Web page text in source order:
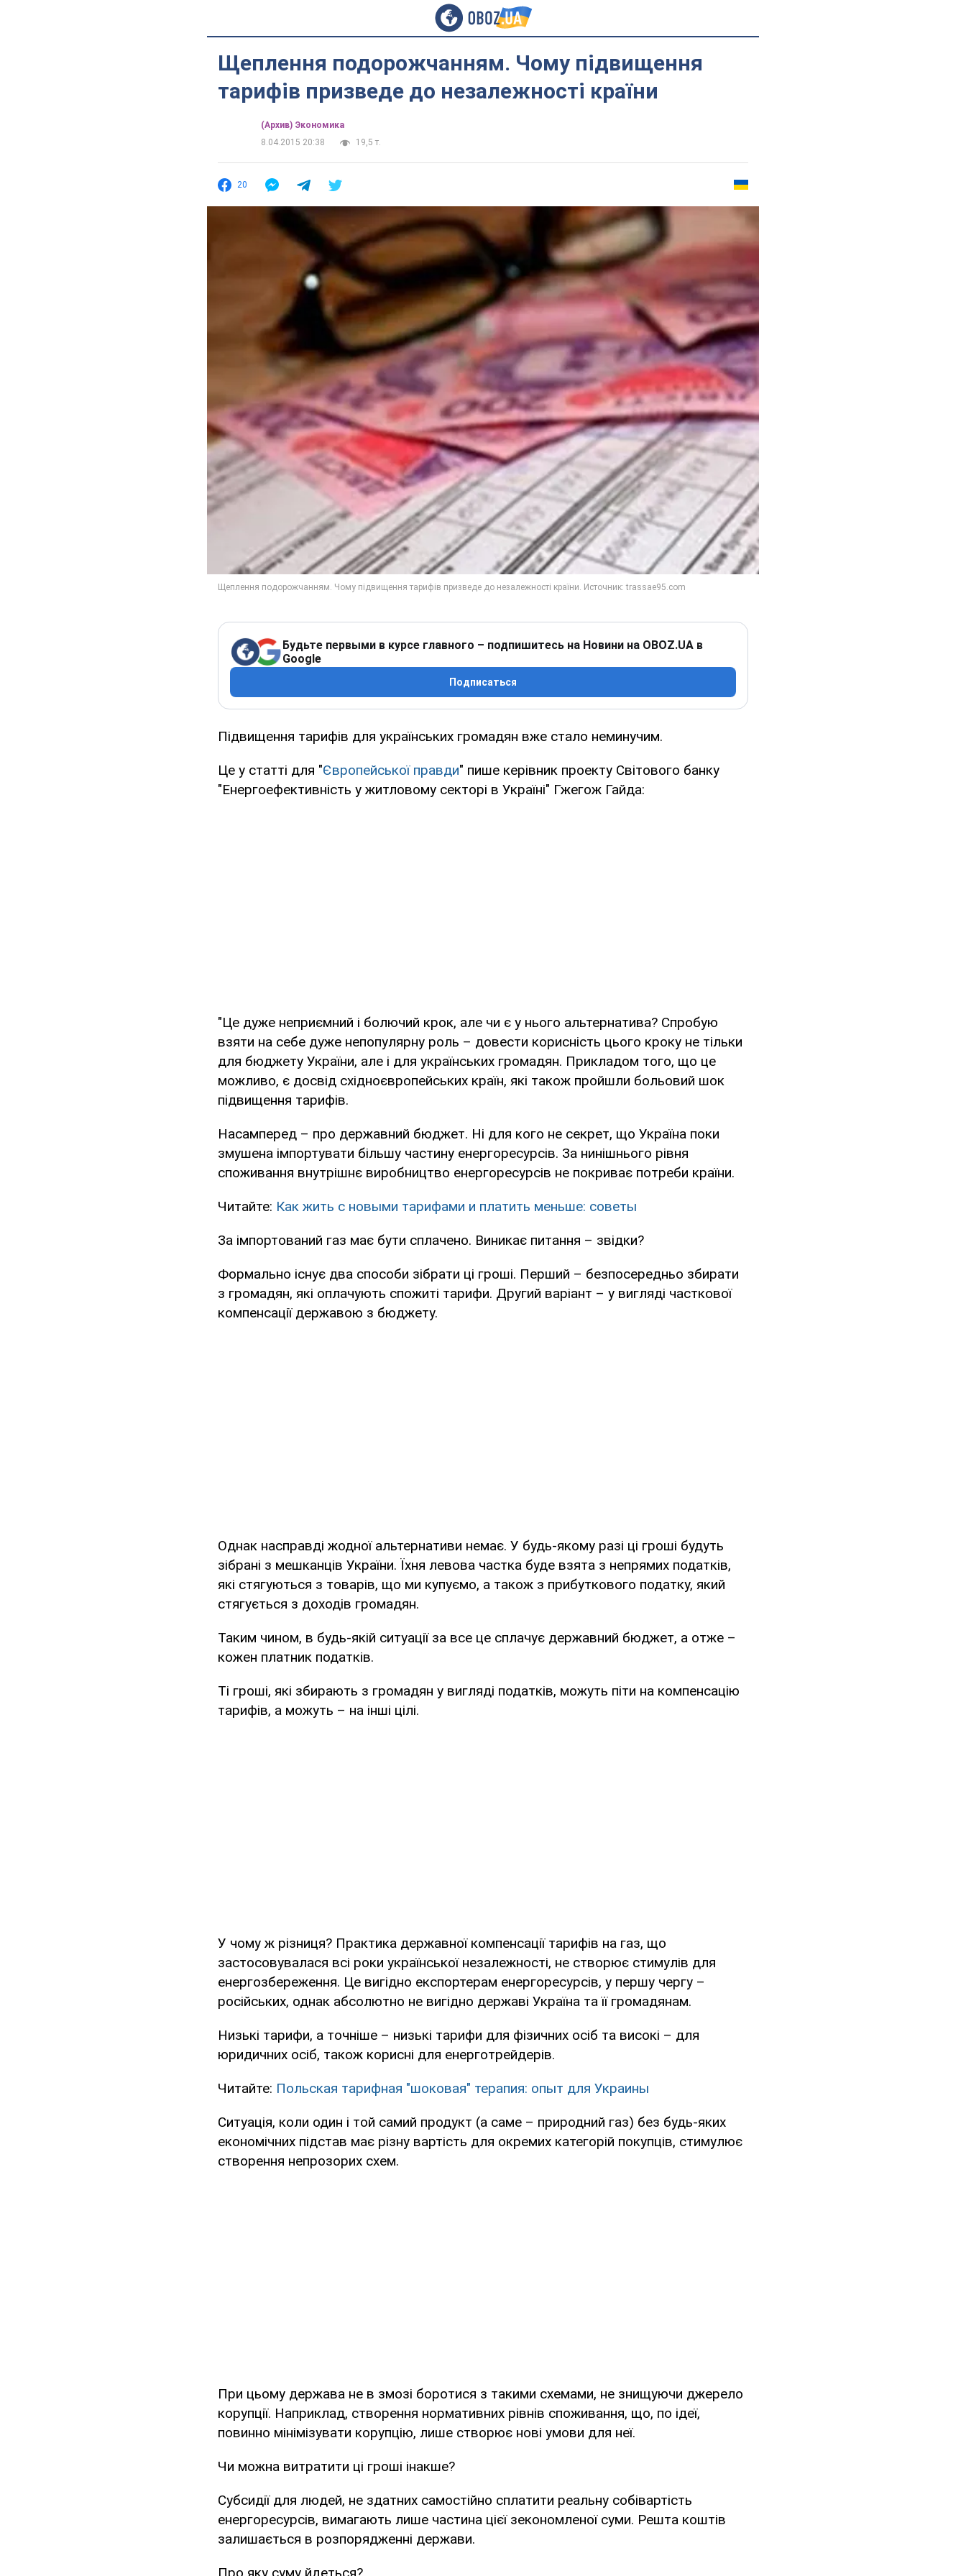
Щеплення подорожчанням. Чому підвищення
тарифів призведе до незалежності країни
(Архив) Экономика
8.04.2015 20:38
19,5 т.
20
Будьте первыми в курсе главного – подпишитесь на Новини на OBOZ.UA в
Google
Подписаться
Підвищення тарифів для українських громадян вже стало неминучим.
Це у статті для "Європейської правди" пише керівник проекту Світового банку
"Енергоефективність у житловому секторі в Україні" Гжегож Гайда:
"Це дуже неприємний і болючий крок, але чи є у нього альтернатива? Спробую
взяти на себе дуже непопулярну роль – довести корисність цього кроку не тільки
для бюджету України, але і для українських громадян. Прикладом того, що це
можливо, є досвід східноєвропейських країн, які також пройшли больовий шок
підвищення тарифів.
Насамперед – про державний бюджет. Ні для кого не секрет, що Україна поки
змушена імпортувати більшу частину енергоресурсів. За нинішнього рівня
споживання внутрішнє виробництво енергоресурсів не покриває потреби країни.
Читайте: Как жить с новыми тарифами и платить меньше: советы
За імпортований газ має бути сплачено. Виникає питання – звідки?
Формально існує два способи зібрати ці гроші. Перший – безпосередньо збирати
з громадян, які оплачують спожиті тарифи. Другий варіант – у вигляді часткової
компенсації державою з бюджету.
Однак насправді жодної альтернативи немає. У будь-якому разі ці гроші будуть
зібрані з мешканців України. Їхня левова частка буде взята з непрямих податків,
які стягуються з товарів, що ми купуємо, а також з прибуткового податку, який
стягується з доходів громадян.
Таким чином, в будь-якій ситуації за все це сплачує державний бюджет, а отже –
кожен платник податків.
Ті гроші, які збирають з громадян у вигляді податків, можуть піти на компенсацію
тарифів, а можуть – на інші цілі.
У чому ж різниця? Практика державної компенсації тарифів на газ, що
застосовувалася всі роки української незалежності, не створює стимулів для
енергозбереження. Це вигідно експортерам енергоресурсів, у першу чергу –
російських, однак абсолютно не вигідно державі Україна та її громадянам.
Низькі тарифи, а точніше – низькі тарифи для фізичних осіб та високі – для
юридичних осіб, також корисні для енерготрейдерів.
Читайте: Польская тарифная "шоковая" терапия: опыт для Украины
Ситуація, коли один і той самий продукт (а саме – природний газ) без будь-яких
економічних підстав має різну вартість для окремих категорій покупців, стимулює
створення непрозорих схем.
При цьому держава не в змозі боротися з такими схемами, не знищуючи джерело
корупції. Наприклад, створення нормативних рівнів споживання, що, по ідеї,
повинно мінімізувати корупцію, лише створює нові умови для неї.
Чи можна витратити ці гроші інакше?
Субсидії для людей, не здатних самостійно сплатити реальну собівартість
енергоресурсів, вимагають лише частина цієї зекономленої суми. Решта коштів
залишається в розпорядженні держави.